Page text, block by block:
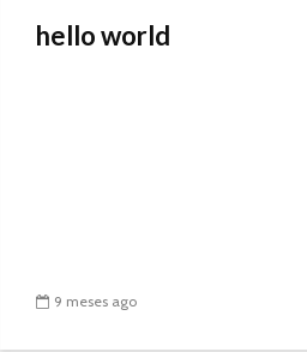
hello world
9 meses ago